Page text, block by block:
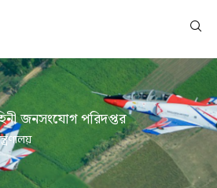
জনসংযোগ পরিদপ্তর